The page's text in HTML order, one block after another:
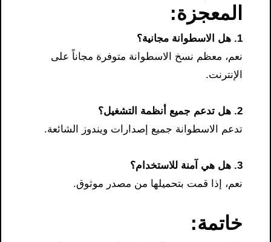
المعجزة:
1. هل الاسطوانة مجانية؟
نعم، معظم نسخ الاسطوانة متوفرة مجاناً على
الإنترنت.
2. هل تدعم جميع أنظمة التشغيل؟
تدعم الاسطوانة جميع إصدارات ويندوز الشائعة.
3. هل هي آمنة للاستخدام؟
نعم، إذا قمت بتحميلها من مصدر موثوق.
خاتمة: